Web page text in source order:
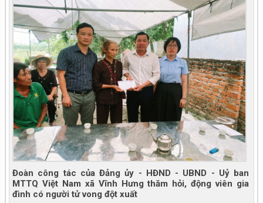
Đoàn công tác của Đảng ủy - HĐND - UBND - Uỷ ban
MTTQ Việt Nam xã Vĩnh Hưng thăm hỏi, động viên gia
đình có người tử vong đột xuất